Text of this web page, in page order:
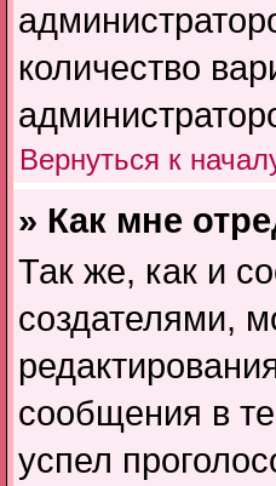
количество
Вернуться к
» Как мне
Так же, как и
создателями,
сообщения в
успел